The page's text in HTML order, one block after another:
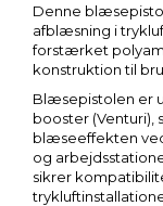
Denne
afblæsning i
forstærket
konstruktion til
Blæsepistolen er
booster
blæseeffekten
og
sikrer